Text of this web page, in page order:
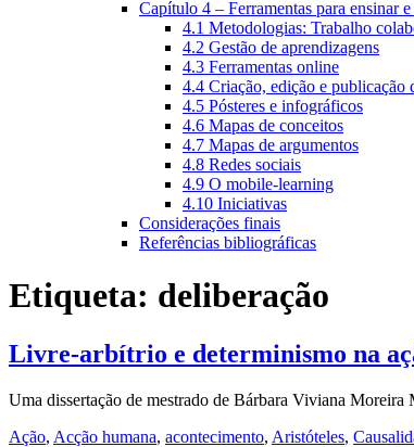
Capítulo 4 – Ferramentas para ensinar
4.1 Metodologias: Trabalho
4.2 Gestão de aprendizagens
4.3 Ferramentas online
4.4 Criação, edição e publicação
4.5 Pósteres e infográficos
4.6 Mapas de conceitos
4.7 Mapas de argumentos
4.8 Redes sociais
4.9 O mobile-learning
4.10 Iniciativas
Considerações finais
Referências bibliográficas
Etiqueta: deliberação
Livre-arbítrio e determinismo na
Uma dissertação de mestrado de Bárbara Viviana
Ação, Acção humana, acontecimento, Aristóteles,